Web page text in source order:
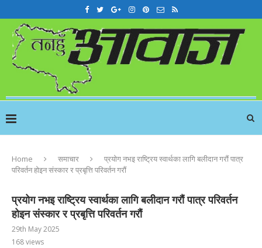
Home समाचार
प्रयोग नभइ राष्ट्रिय स्वार्थका लागि बलीदान गरौं पात्र
परिवर्तन होइन संस्कार र प्रबृत्ति परिवर्तन गरौं
प्रयोग नभइ राष्ट्रिय स्वार्थका लागि बलीदान गरौं पात्र परिवर्तन
होइन संस्कार र प्रबृत्ति परिवर्तन गरौं
29th May 2025
168views